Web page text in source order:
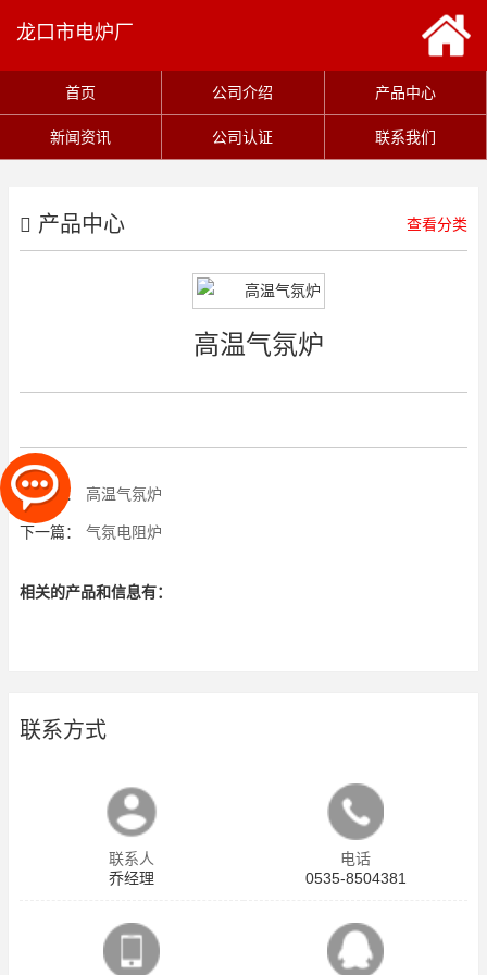
龙口市电炉厂
首页 公司介绍 产品中心
新闻资讯 公司认证 联系我们
产品中心 查看分类
高温气氛炉
上一篇： 高温气氛炉
下一篇： 气氛电阻炉
相关的产品和信息有：
联系方式
联系人
乔经理
电话
0535-8504381